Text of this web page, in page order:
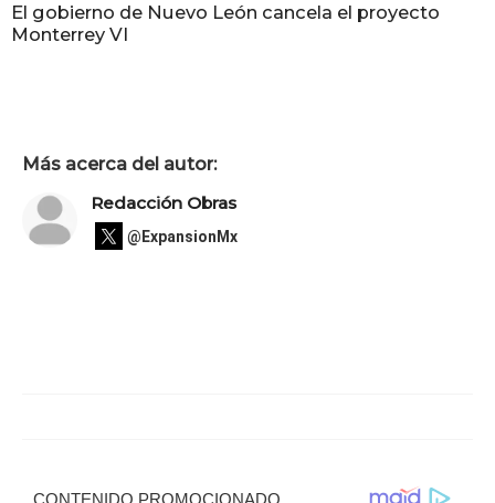
El gobierno de Nuevo León cancela el proyecto
Monterrey VI
Más acerca del autor:
Redacción Obras
@ExpansionMx